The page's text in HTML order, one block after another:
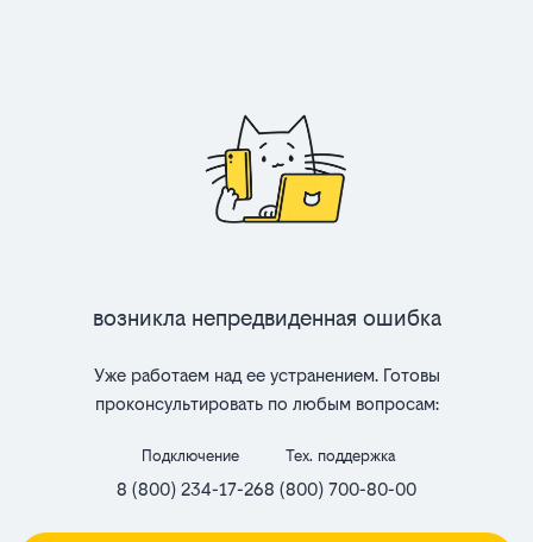
Возникла непредвиденная ошибка
Уже работаем над ее устранением. Готовы
проконсультировать по любым вопросам:
Подключение
8 (800) 234-17-26
Тех. поддержка
8 (800) 700-80-00